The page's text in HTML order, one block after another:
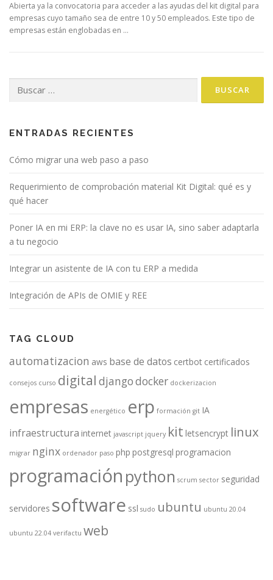
Abierta ya la convocatoria para acceder a las ayudas del kit digital para
empresas cuyo tamaño sea de entre 10 y 50 empleados. Este tipo de
empresas están englobadas en …
ENTRADAS RECIENTES
Cómo migrar una web paso a paso
Requerimiento de comprobación material Kit Digital: qué es y
qué hacer
Poner IA en mi ERP: la clave no es usar IA, sino saber adaptarla
a tu negocio
Integrar un asistente de IA con tu ERP a medida
Integración de APIs de OMIE y REE
TAG CLOUD
automatizacion aws base de datos certbot certificados
consejos curso digital djangodocker dockerizacion
empresas energético erp formación git IA
infraestructura internet javascript jquery kit letsencrypt linux
migrar nginx ordenador paso php postgresql programacion
programación python scrum sector seguridad
servidores software ssl sudo ubuntu ubuntu 20.04
ubuntu 22.04 verifactu web